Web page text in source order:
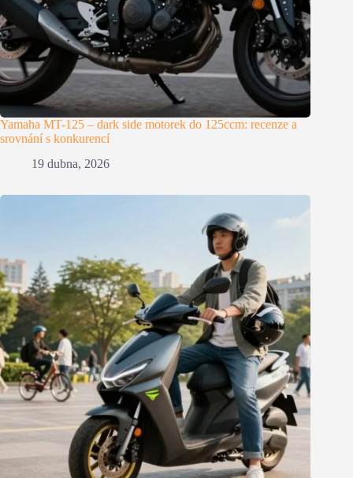
Yamaha MT-125 – dark side motorek do 125ccm: recenze a
srovnání s konkurencí
19 dubna, 2026